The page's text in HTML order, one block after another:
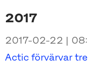
2017
2017-02-22 |
Actic förvärvar